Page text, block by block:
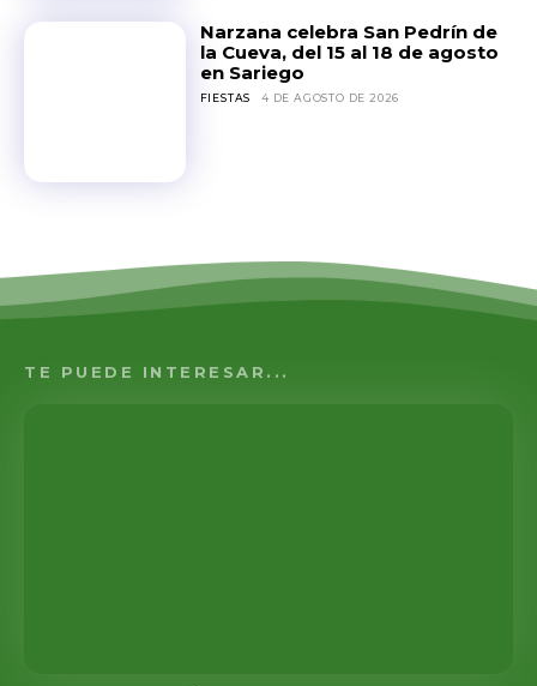
Narzana celebra San Pedrín de
la Cueva, del 15 al 18 de agosto
en Sariego
FIESTAS 4 DE AGOSTO DE 2026
TE PUEDE INTERESAR...